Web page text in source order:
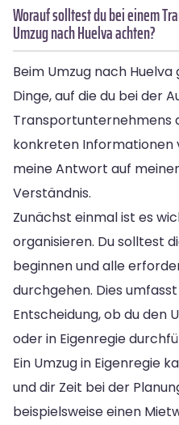
Worauf solltest du bei einem
Umzug nach Huelva achten?
Beim Umzug nach
Dinge, auf die du bei der
Transportunternehmens
konkreten Informationen
meine Antwort auf
Verständnis.
Zunächst einmal ist es
organisieren. Du solltest
beginnen und alle
durchgehen. Dies
Entscheidung, ob du den
oder in Eigenregie
Ein Umzug in Eigenregie
und dir Zeit bei der
beispielsweise einen